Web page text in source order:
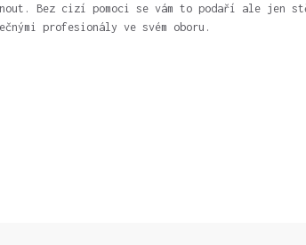
Bez cizí pomoci se vám to podaří ale jen
profesionály ve svém oboru.